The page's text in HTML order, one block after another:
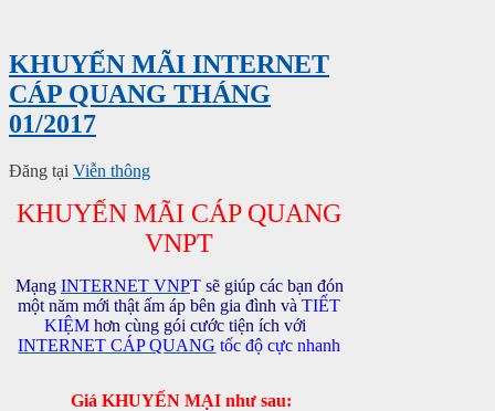
KHUYẾN MÃI INTERNET
CÁP QUANG THÁNG
01/2017
Đăng tại Viễn thông
KHUYẾN MÃI CÁP QUANG
VNPT
Mạng INTERNET VNPTsẽ giúp các bạn đón
một năm mới thật ấm áp bên gia đình vàTIẾT
KIỆMhơn cùng gói cước tiện ích với
INTERNET CÁP QUANG tốc độ cực nhanh
Giá KHUYẾN MẠI như sau: